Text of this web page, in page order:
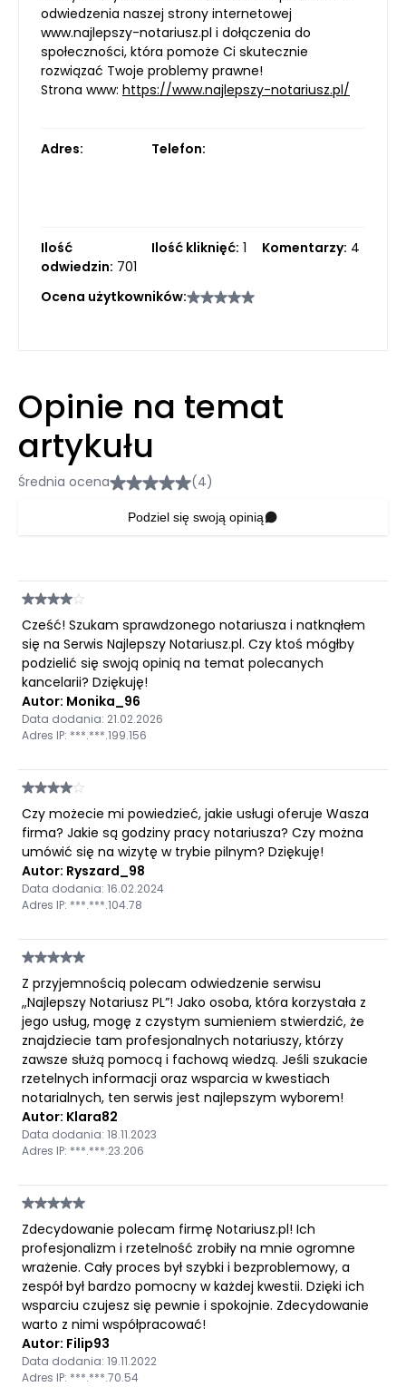
odwiedzenia naszej strony internetowej
www.najlepszy-notariusz.pl i dołączenia do
społeczności, która pomoże Ci skutecznie
rozwiązać Twoje problemy prawne!
Strona www: https://www.najlepszy-notariusz.pl/
Adres: Telefon:
Ilość
odwiedzin: 701
Ilość kliknięć: 1 Komentarzy: 4
Ocena użytkowników:
Opinie na temat
artykułu
Średnia ocena (4)
Podziel się swoją opinią
Cześć! Szukam sprawdzonego notariusza i natknąłem
się na Serwis Najlepszy Notariusz.pl. Czy ktoś mógłby
podzielić się swoją opinią na temat polecanych
kancelarii? Dziękuję!
Autor: Monika_96
Data dodania: 21.02.2026
Adres IP: ***.***.199.156
Czy możecie mi powiedzieć, jakie usługi oferuje Wasza
firma? Jakie są godziny pracy notariusza? Czy można
umówić się na wizytę w trybie pilnym? Dziękuję!
Autor: Ryszard_98
Data dodania: 16.02.2024
Adres IP: ***.***.104.78
Z przyjemnością polecam odwiedzenie serwisu
„Najlepszy Notariusz PL”! Jako osoba, która korzystała z
jego usług, mogę z czystym sumieniem stwierdzić, że
znajdziecie tam profesjonalnych notariuszy, którzy
zawsze służą pomocą i fachową wiedzą. Jeśli szukacie
rzetelnych informacji oraz wsparcia w kwestiach
notarialnych, ten serwis jest najlepszym wyborem!
Autor: Klara82
Data dodania: 18.11.2023
Adres IP: ***.***.23.206
Zdecydowanie polecam firmę Notariusz.pl! Ich
profesjonalizm i rzetelność zrobiły na mnie ogromne
wrażenie. Cały proces był szybki i bezproblemowy, a
zespół był bardzo pomocny w każdej kwestii. Dzięki ich
wsparciu czujesz się pewnie i spokojnie. Zdecydowanie
warto z nimi współpracować!
Autor: Filip93
Data dodania: 19.11.2022
Adres IP: ***.***.70.54